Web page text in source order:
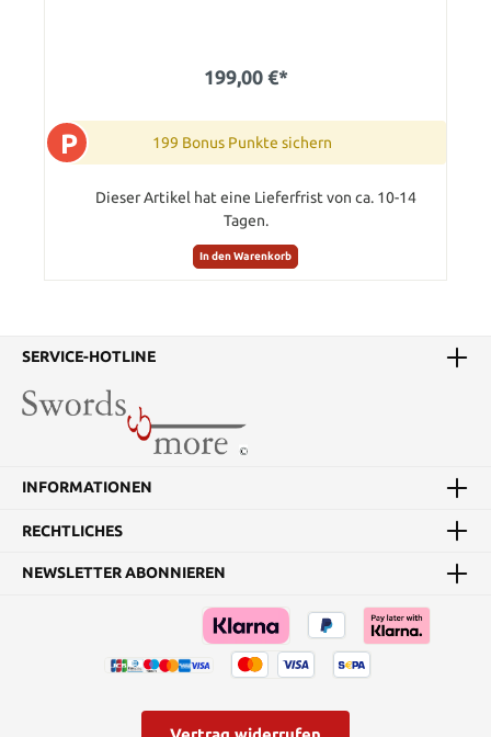
199,00 €*
P 199 Bonus Punkte sichern
Dieser Artikel hat eine Lieferfrist von ca. 10-14
Tagen.
In den Warenkorb
SERVICE-HOTLINE
INFORMATIONEN
RECHTLICHES
NEWSLETTER ABONNIEREN